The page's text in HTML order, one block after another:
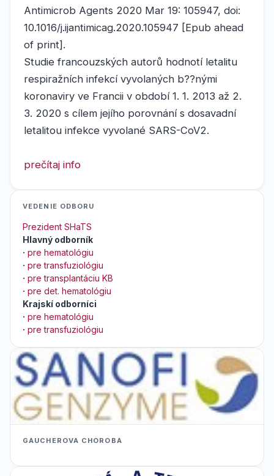
Antimicrob Agents 2020 Mar 19: 105947, doi:
10.1016/j.ijantimicag.2020.105947 [Epub ahead
of print].
Studie francouzských autorů hodnotí letalitu
respiražních infekcí vyvolaných b??nými
koronaviry ve Francii v období 1. 1. 2013 až 2.
3. 2020 s cílem jejího porovnání s dosavadní
letalitou infekce vyvolané SARS-CoV2.
prečítaj info
VEDENIE ODBORU
Prezident SHaTS
Hlavný odborník
· pre hematológiu
· pre transfuziológiu
· pre transplantáciu KB
· pre det. hematológiu
Krajskí odborníci
· pre hematológiu
· pre transfuziológiu
GAUCHEROVA CHOROBA